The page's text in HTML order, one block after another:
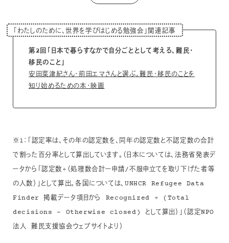
第2回「日本で暮らすなかで自分ごととして考える、難民・
移民のこと」
安田菜津紀さん・前田エマさんと選ぶ。難民・移民のことを
知り始めるための本・映画
「わたしのために、世界を学びはじめる勉強会」関連記事
※1：「認定率は、その年の認定数を、同年の認定数と不認定数の合計
で割った百分率として算出しています。（日本については、法務省発表デ
ータから「認定数÷（処理数合計ー申請/不服申立てを取り下げた者等
の人数）」として算出。各国については、UNHCR Refugee Data
Finder 掲載データ項目から Recognized ÷ (Total
decisions – Otherwise closed) として算出）」（認定NPO
法人 難民支援協会ウェブサイトより）